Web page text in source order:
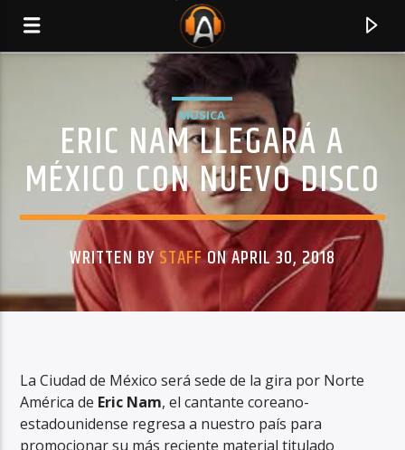
TITLE
ARTIST
MUSICA
ERIC NAM LLEGARÁ A
MÉXICO CON NUEVO DISCO
WRITTEN BYSTAFFON APRIL 30, 2018
La Ciudad de México será sede de la gira por Norte
América de Eric Nam, el cantante coreano-
estadounidense regresa a nuestro país para
promocionar su más reciente material titulado